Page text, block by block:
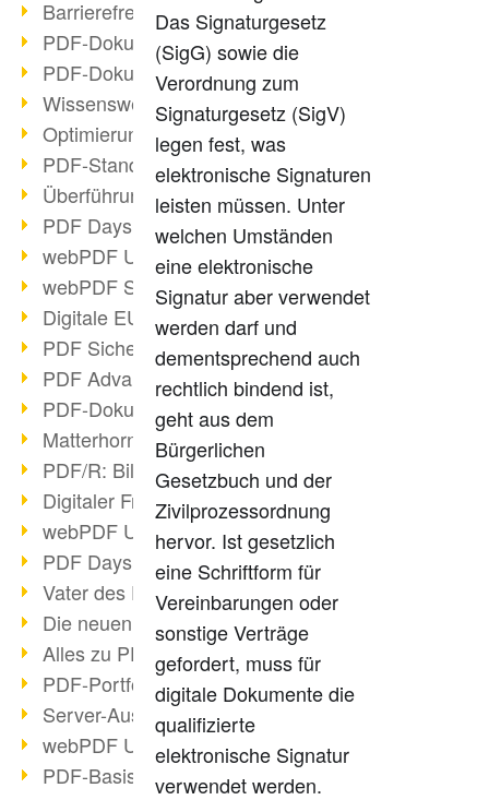
Barrierefreie PDF-Dokumente (2/3)
PDF-Dokumente mit OCR optimieren
PDF-Dokumente barrierefrei?
Wissenswertes über E-Signatur
Optimierung des PDF-Formats
PDF-Standards im Überblick
Überführung PDF/A in Archivsystem
PDF Days Europe 2021
webPDF Update 8.0.0.2282
webPDF Statistik-Auswertungen
Digitale EU COVID-Zertifikate
PDF Sicherheitseinstellungen
PDF Advanced Electronic Signature
PDF-Dokumente neu organisieren
Matterhorn Protokoll 1.1 verfügbar
PDF/R: Bildformat der Zukunft
Digitaler Freigabeprozess
webPDF Update 8.0.0.2255
PDF Days Europe 2021
Vater des PDF gestorben
Die neuen PDF Standards 2020
Alles zu PDF/A-4
PDF-Portfolio erstellen
Server-Auslastung Status-Seite
webPDF Update 8.0.0.2229
PDF-Basisdatenpflege mit webPDF
Das Signaturgesetz
(SigG) sowie die
Verordnung zum
Signaturgesetz (SigV)
legen fest, was
elektronische Signaturen
leisten müssen. Unter
welchen Umständen
eine elektronische
Signatur aber verwendet
werden darf und
dementsprechend auch
rechtlich bindend ist,
geht aus dem
Bürgerlichen
Gesetzbuch und der
Zivilprozessordnung
hervor. Ist gesetzlich
eine Schriftform für
Vereinbarungen oder
sonstige Verträge
gefordert, muss für
digitale Dokumente die
qualifizierte
elektronische Signatur
verwendet werden.